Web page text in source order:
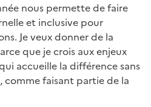
nous permette de faire
et inclusive pour
Je veux donner de la
que je crois aux enjeux
accueille la différence sans
comme faisant partie de la